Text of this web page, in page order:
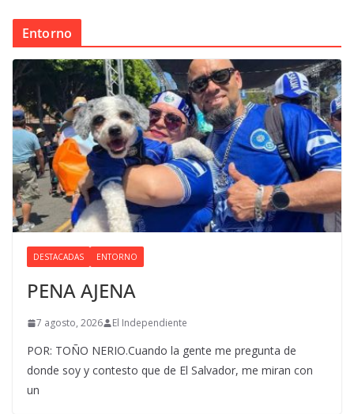
Entorno
DESTACADAS ENTORNO
PENA AJENA
7 agosto, 2026 El Independiente
POR: TOÑO NERIO.Cuando la gente me pregunta de
donde soy y contesto que de El Salvador, me miran con
un